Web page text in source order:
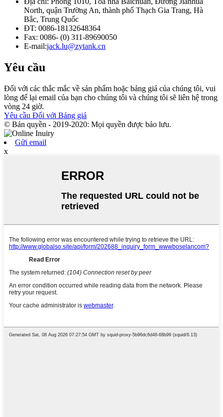
North, quận Trường An, thành phố Thạch Gia Trang, Hà
Bắc, Trung Quốc
ĐT: 0086-18132648364
Fax: 0086- (0) 311-89690050
E-mail:jack.lu@zytank.cn
Yêu cầu
Đối với các thắc mắc về sản phẩm hoặc bảng giá của chúng tôi, vui
lòng để lại email của bạn cho chúng tôi và chúng tôi sẽ liên hệ trong
vòng 24 giờ.
Yêu cầu Đối với Bảng giá
© Bản quyền - 2019-2020: Mọi quyền được bảo lưu.
Gửi email
x